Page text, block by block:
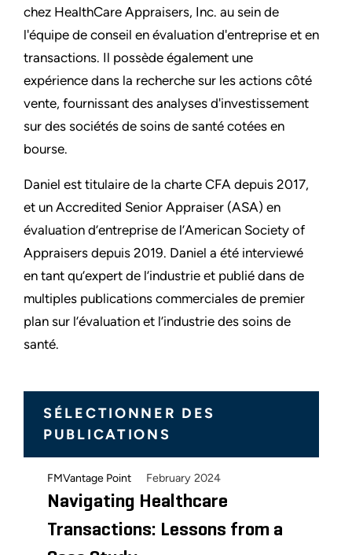
chez HealthCare Appraisers, Inc. au sein de
l'équipe de conseil en évaluation d'entreprise et en
transactions. Il possède également une
expérience dans la recherche sur les actions côté
vente, fournissant des analyses d'investissement
sur des sociétés de soins de santé cotées en
bourse.
Daniel est titulaire de la charte CFA depuis 2017,
et un Accredited Senior Appraiser (ASA) en
évaluation d’entreprise de l’American Society of
Appraisers depuis 2019. Daniel a été interviewé
en tant qu’expert de l’industrie et publié dans de
multiples publications commerciales de premier
plan sur l’évaluation et l’industrie des soins de
santé.
SÉLECTIONNER DES
PUBLICATIONS
FMVantage Point February 2024
Navigating Healthcare
Transactions: Lessons from a